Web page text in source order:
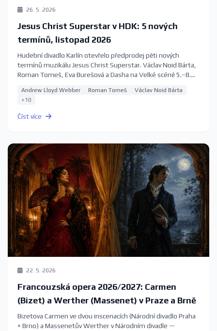
26. 5. 2026
Jesus Christ Superstar v HDK: 5 nových
termínů, listopad 2026
Hudební divadlo Karlín otevřelo předprodej pěti nových
termínů muzikálu Jesus Christ Superstar. Václav Noid Bárta,
Roman Tomeš, Eva Burešová a Dasha na Velké scéně 5.–8.
Andrew Lloyd Webber Roman Tomeš
Václav Noid Bárta
+10
Číst více
22. 5. 2026
Francouzská opera 2026/2027: Carmen
(Bizet) a Werther (Massenet) v Praze a Brně
Bizetova Carmen ve dvou inscenacích (Národní divadlo Praha
+ Brno) a Massenetův Werther v Národním divadle —